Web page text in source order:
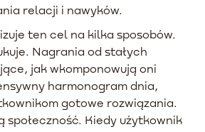
relacji i nawyków.
ten cel na kilka sposobów.
Nagrania od stałych
jak wkomponowują oni
harmonogram dnia,
gotowe rozwiązania.
społeczność. Kiedy użytkownik